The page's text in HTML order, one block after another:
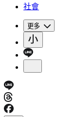
社會
更多